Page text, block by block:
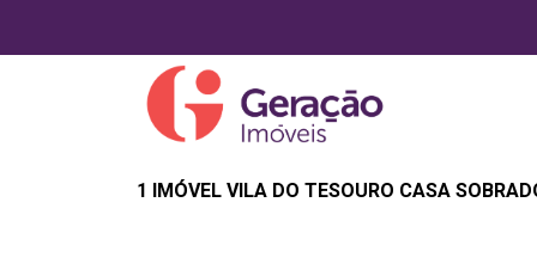
1 IMÓVEL VILA DO TESOURO CASA